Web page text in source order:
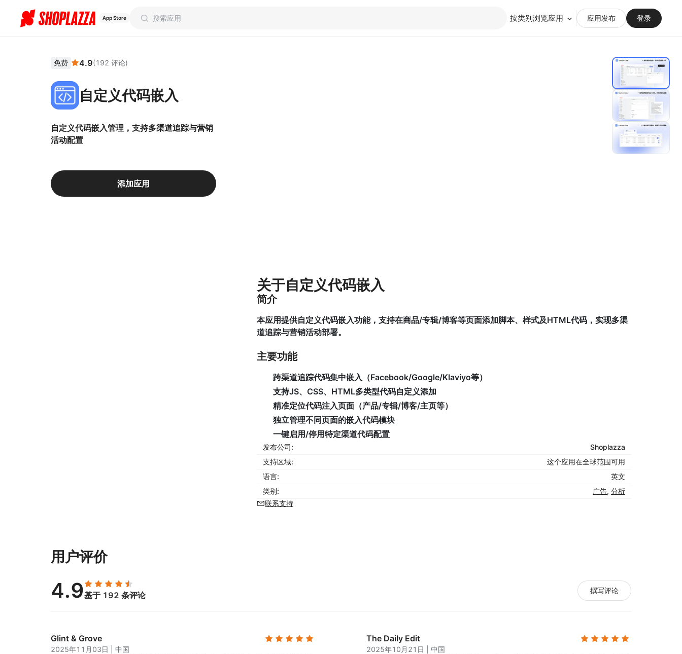
App Store 按类别浏览应用 应用发布 登录
免费 4.9(192 评论)
自定义代码嵌入
自定义代码嵌入管理，支持多渠道追踪与营销
活动配置
添加应用
关于自定义代码嵌入
简介
本应用提供自定义代码嵌入功能，支持在商品/专辑/博客等页面添加脚本、样式及HTML代码，实现多渠
道追踪与营销活动部署。
主要功能
跨渠道追踪代码集中嵌入（Facebook/Google/Klaviyo等）
支持JS、CSS、HTML多类型代码自定义添加
精准定位代码注入页面（产品/专辑/博客/主页等）
独立管理不同页面的嵌入代码模块
一键启用/停用特定渠道代码配置
发布公司:
Shoplazza
支持区域:
这个应用在全球范围可用
语言:
英文
类别:
广告, 分析
联系支持
用户评价
4.9基于 192 条评论 撰写评论
Glint & Grove
2025年11月03日
中国
The Daily Edit
2025年10月21日
中国